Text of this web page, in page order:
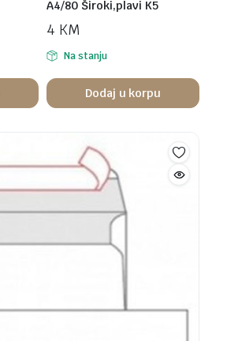
A4/80 Široki,plavi K5
4 KM
Na stanju
Dodaj u korpu